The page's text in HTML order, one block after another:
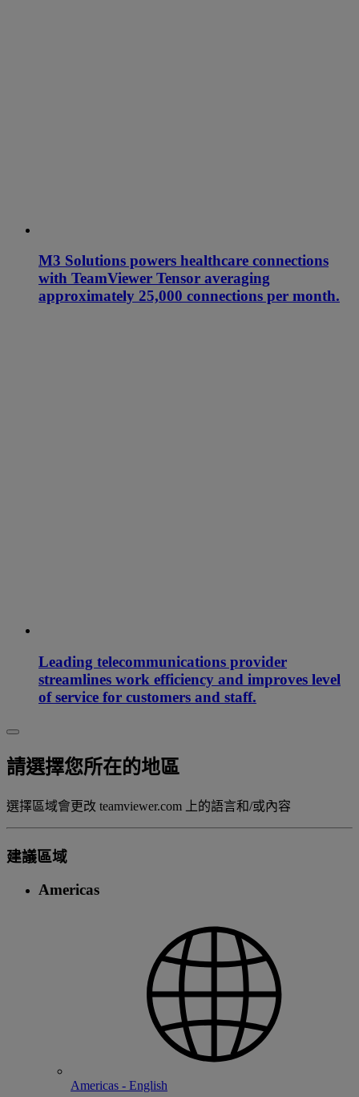
M3 Solutions powers healthcare connections
with TeamViewer Tensor averaging
approximately 25,000 connections per month.
Leading telecommunications provider
streamlines work efficiency and improves level
of service for customers and staff.
請選擇您所在的地區
選擇區域會更改 teamviewer.com 上的語言和/或內容
建議區域
Americas
Americas - English